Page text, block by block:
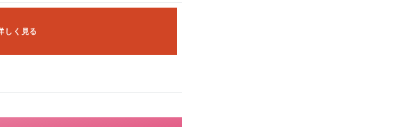
しく見る